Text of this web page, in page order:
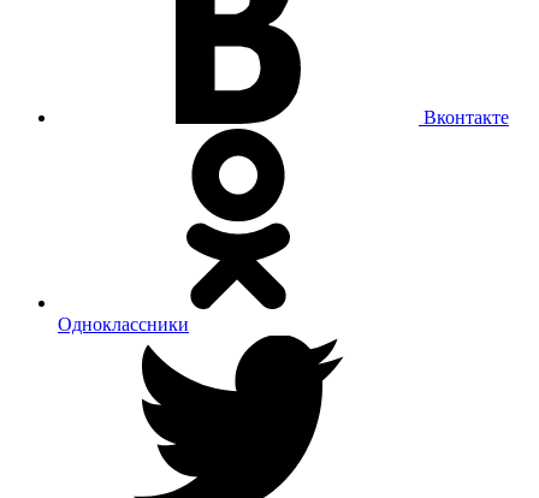
Вконтакте
Одноклассники